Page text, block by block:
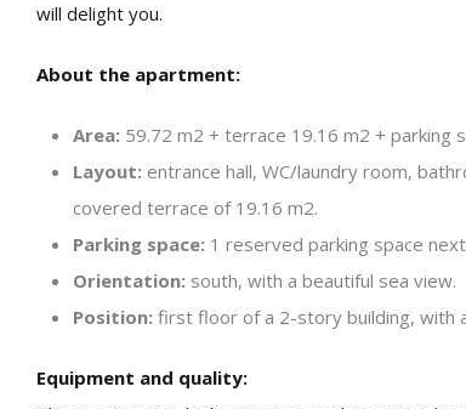
will delight you.
About the apartment:
Area: 59.72 m2 + terrace 19.16 m2 + parking
Layout: entrance hall, WC/laundry room,
covered terrace of 19.16 m2.
Parking space: 1 reserved parking space
Orientation: south, with a beautiful sea view.
Position: first floor of a 2-story building, with
Equipment and quality: